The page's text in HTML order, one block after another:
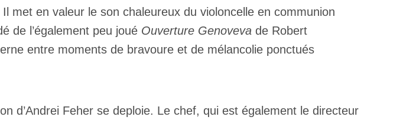
met en valeur le son chaleureux du violoncelle en communion
de l’également peu joué Ouverture Genoveva de Robert
entre moments de bravoure et de mélancolie ponctués
d’Andrei Feher se deploie. Le chef, qui est également le directeur